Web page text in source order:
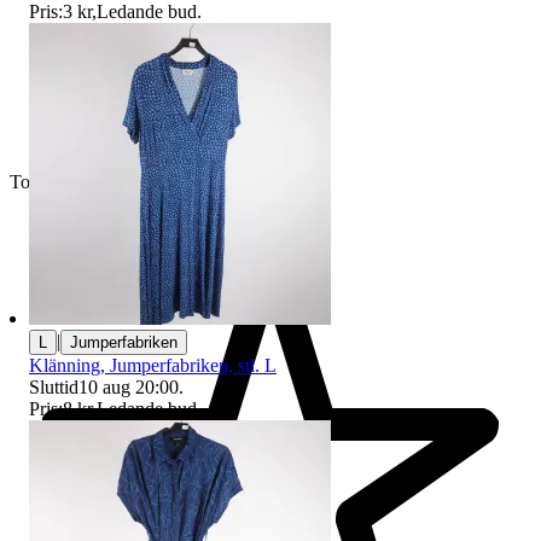
Toppsäljare
Pris:3 kr,Ledande bud.
L | Jumperfabriken
Klänning, Jumperfabriken, stl. L
Sluttid10 aug 20:00.
Pris:8 kr,Ledande bud.